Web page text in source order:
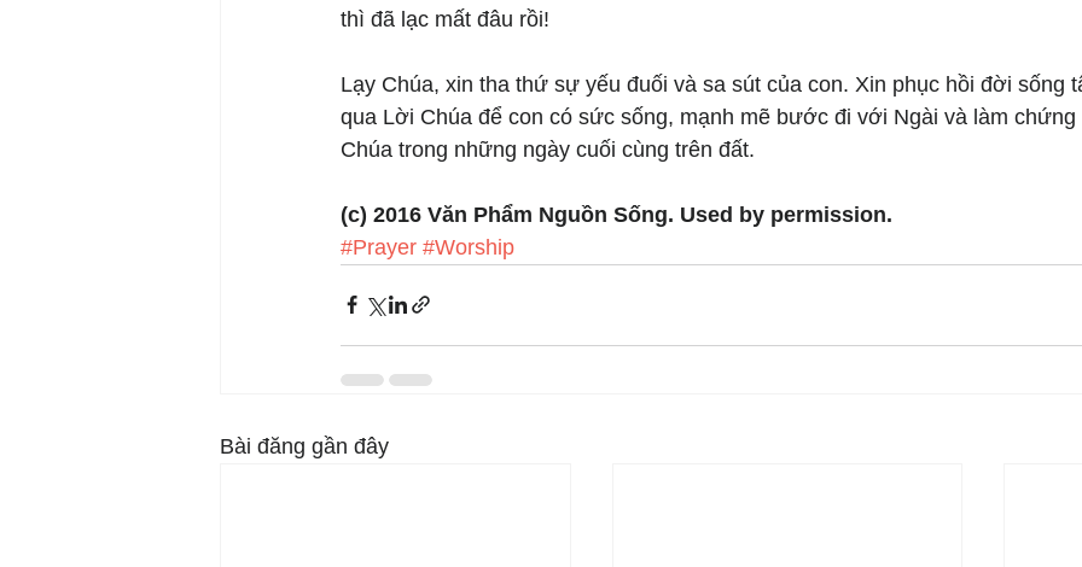
thì đã lạc mất đâu rồi!
Lạy Chúa, xin tha thứ sự yếu đuối và sa sút của con. Xin phục hồi đời sống
qua Lời Chúa để con có sức sống, mạnh mẽ bước đi với Ngài và làm chứng
Chúa trong những ngày cuối cùng trên đất.
(c) 2016 Văn Phẩm Nguồn Sống. Used by permission.
#Prayer #Worship
Bài đăng gần đây